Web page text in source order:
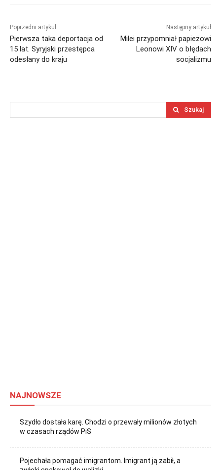
Poprzedni artykuł
Pierwsza taka deportacja od
15 lat. Syryjski przestępca
odesłany do kraju
Następny artykuł
Milei przypomniał papieżowi
Leonowi XIV o błędach
socjalizmu
Szukaj
NAJNOWSZE
Szydło dostała karę. Chodzi o przewały milionów złotych
w czasach rządów PiS
Pojechała pomagać imigrantom. Imigrant ją zabił, a